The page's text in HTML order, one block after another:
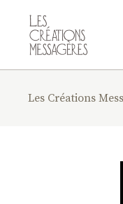
Les Créations